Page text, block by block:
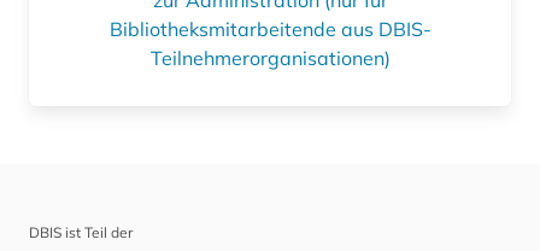
Bibliotheksmitarbeitende aus DBIS-
Teilnehmerorganisationen)
DBIS ist Teil der